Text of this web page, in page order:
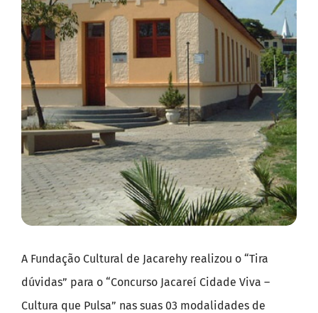
A Fundação Cultural de Jacarehy realizou o “Tira
dúvidas” para o “Concurso Jacareí Cidade Viva –
Cultura que Pulsa” nas suas 03 modalidades de